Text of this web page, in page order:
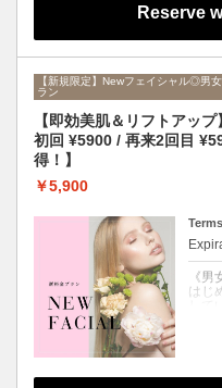
った
脱毛
た」
さら
約
当店
えな
の
利用
の追
Reserve
【新規限定】Newフェイシャル◎男
ラン
【即効美肌＆リフトアッ
初回 ¥5900 / 再来2回目
得！】
￥5,900
《
はじ
クー